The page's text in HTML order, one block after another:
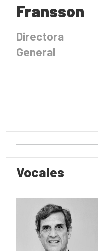
Fransson
Directora
General
Vocales